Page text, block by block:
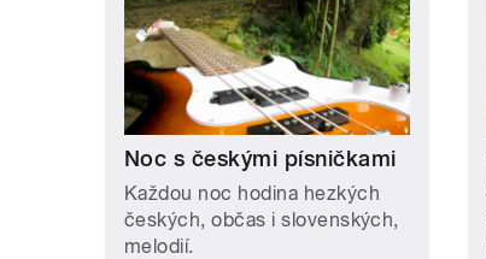
Noc s českými písničkami
Každou noc hodina hezkých
českých, občas i slovenských,
melodií.